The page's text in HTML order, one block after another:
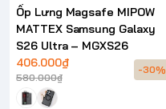
Ốp Lưng Magsafe MIPOW
MATTEX Samsung Galaxy
S26 Ultra – MGXS26
406.000₫
580.000₫
-30%